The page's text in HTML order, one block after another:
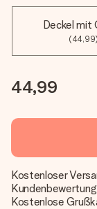
Deckel mit
(44,99)
44,99
Kostenloser
Kostenlose